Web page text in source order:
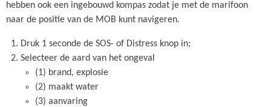
hebben ook een ingebouwd kompas zodat je met de marifoon
naar de positie van de MOB kunt navigeren.
Druk 1 seconde de SOS- of Distress knop in;
Selecteer de aard van het ongeval
(1) brand, explosie
(2) maakt water
(3) aanvaring